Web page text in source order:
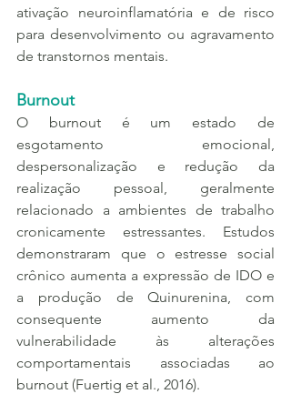
ativação neuroinflamatória e de risco
para desenvolvimento ou agravamento
de transtornos mentais.
Burnout
O burnout é um estado de
esgotamento emocional,
despersonalização e redução da
realização pessoal, geralmente
relacionado a ambientes de trabalho
cronicamente estressantes. Estudos
demonstraram que o estresse social
crônico aumenta a expressão de IDO e
a produção de Quinurenina, com
consequente aumento da
vulnerabilidade às alterações
comportamentais associadas ao
burnout (Fuertig et al., 2016).